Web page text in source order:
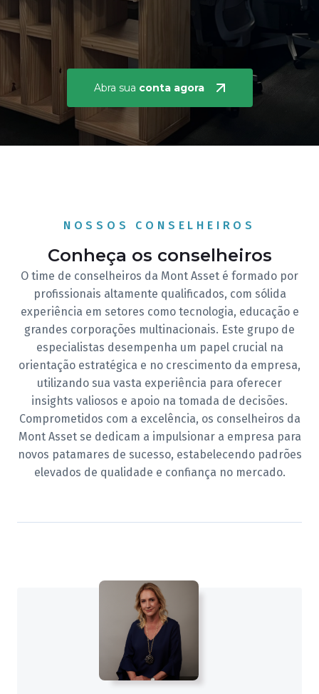
Abra sua conta agora
NOSSOS CONSELHEIROS
Conheça os conselheiros
O time de conselheiros da Mont Asset é formado por
profissionais altamente qualificados, com sólida
experiência em setores como tecnologia, educação e
grandes corporações multinacionais. Este grupo de
especialistas desempenha um papel crucial na
orientação estratégica e no crescimento da empresa,
utilizando sua vasta experiência para oferecer
insights valiosos e apoio na tomada de decisões.
Comprometidos com a excelência, os conselheiros da
Mont Asset se dedicam a impulsionar a empresa para
novos patamares de sucesso, estabelecendo padrões
elevados de qualidade e confiança no mercado.